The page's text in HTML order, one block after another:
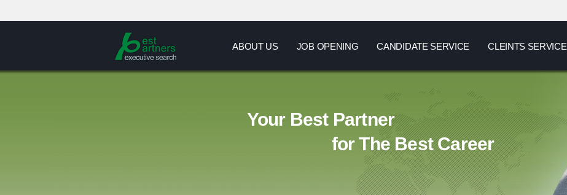
ABOUT US JOB OPENING CANDIDATE SERVICE CLEINTS SERVICE
Your Best Partner
for The Best Career